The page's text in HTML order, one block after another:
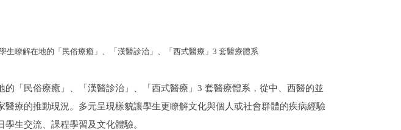
生瞭解在地的「民俗療癒」、「漢醫診治」、「西式醫療」3 套醫療體系
的「民俗療癒」、「漢醫診治」、「西式醫療」3 套醫療體系，從中、西醫的並
療的推動現況。多元呈現樣貌讓學生更瞭解文化與個人或社會群體的疾病經驗
生交流、課程學習及文化體驗。